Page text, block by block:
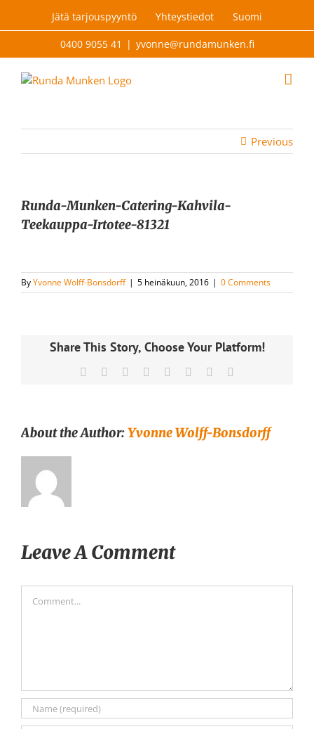
Jätä tarjouspyyntö Yhteystiedot Suomi
0400 9055 41 | yvonne@rundamunken.fi
Previous
Runda-Munken-Catering-Kahvila-
Teekauppa-Irtotee-81321
ByYvonne Wolff-Bonsdorff | 5 heinäkuun, 2016 | 0 Comments
Share This Story, Choose Your Platform!
Facebook Reddit LinkedIn
TumblrPinterest
About the Author:Yvonne Wolff-Bonsdorff
Leave A Comment